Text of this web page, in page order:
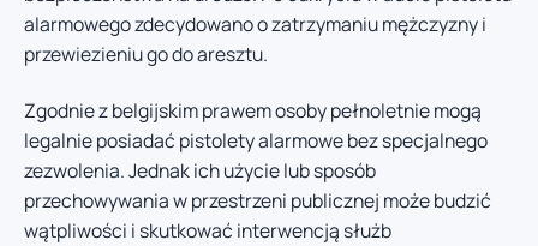
alarmowego zdecydowano o zatrzymaniu mężczyzny i
przewiezieniu go do aresztu.
Zgodnie z belgijskim prawem osoby pełnoletnie mogą
legalnie posiadać pistolety alarmowe bez specjalnego
zezwolenia. Jednak ich użycie lub sposób
przechowywania w przestrzeni publicznej może budzić
wątpliwości i skutkować interwencją służb